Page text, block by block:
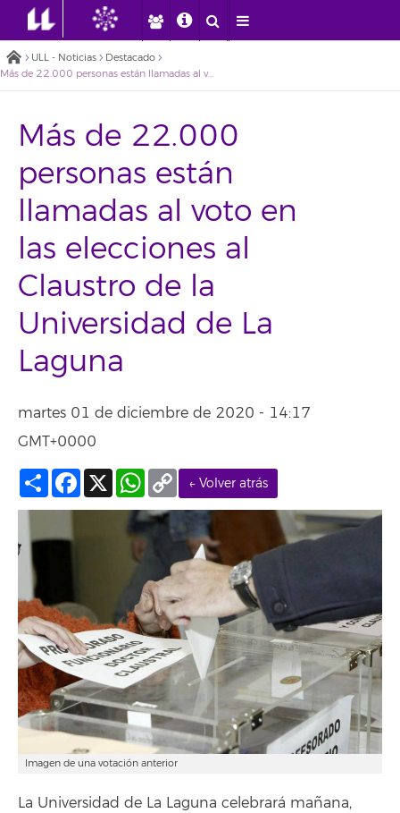
ULL - Noticias
Destacado
Más de 22.000 personas están llamadas al voto en las elecciones al Claustro de la Universidad de La Laguna
Más de 22.000
personas están
llamadas al voto en
las elecciones al
Claustro de la
Universidad de La
Laguna
martes 01 de diciembre de 2020 - 14:17
GMT+0000
← Volver atrás
Compartir
Facebook
X WhatsApp
Copy
Link
Imagen de una votación anterior
La Universidad de La Laguna celebrará mañana,